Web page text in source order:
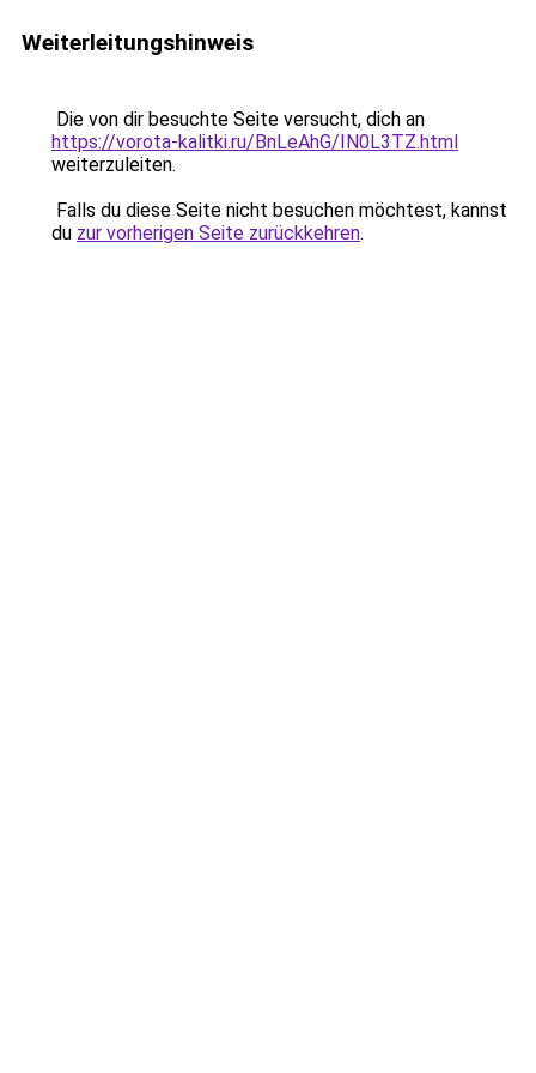
Weiterleitungshinweis
Die von dir besuchte Seite versucht, dich an
https://vorota-kalitki.ru/BnLeAhG/IN0L3TZ.html
weiterzuleiten.
Falls du diese Seite nicht besuchen möchtest, kannst
du zur vorherigen Seite zurückkehren.